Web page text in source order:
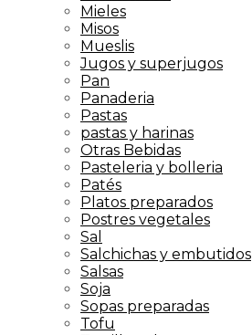
Mieles
Misos
Mueslis
Jugos y superjugos
Pan
Panaderia
Pastas
pastas y harinas
Otras Bebidas
Pasteleria y bolleria
Patés
Platos preparados
Postres vegetales
Sal
Salchichas y embutidos
Salsas
Soja
Sopas preparadas
Tofu